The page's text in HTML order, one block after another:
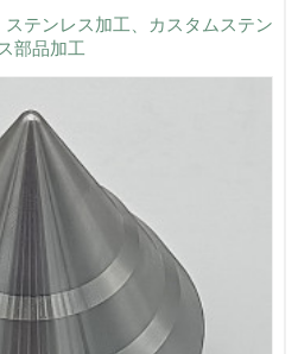
テンレス加工、カスタムステン
部品加工